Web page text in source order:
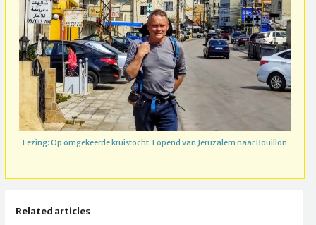
Lezing: Op omgekeerde kruistocht. Lopend van Jeruzalem naar Bouillon
Related articles